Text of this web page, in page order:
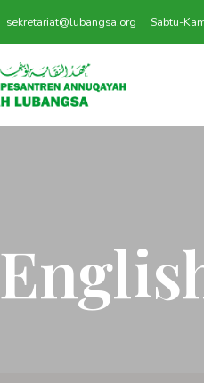
sekretariat@lubangsa.org Sabtu-